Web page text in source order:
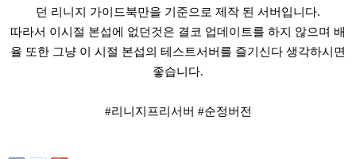
던 리니지 가이드북만을 기준으로 제작 된 서버입니다.
따라서 이시절 본섭에 없던것은 결코 업데이트를 하지 않으며 배
율 또한 그냥 이 시절 본섭의 테스트서버를 즐기신다 생각하시면
좋습니다.
#리니지프리서버 #순정버전